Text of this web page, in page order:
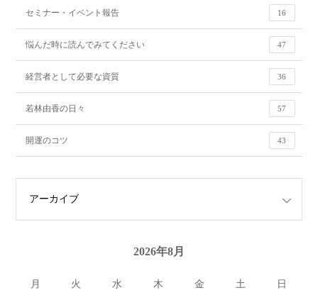
セミナー・イベント報告 16
悩んだ時に読んでみてください 47
経営者として必要な資質 36
若林由香の日々 57
開運のコツ 43
2026年8月
月 火 水 木 金 土 日